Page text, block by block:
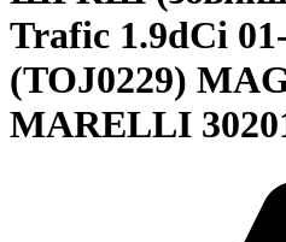
Trafic 1.9dCi
(TOJ0229)
MARELLI